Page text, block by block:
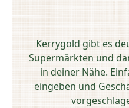
Kerrygold gibt es
Supermärkten und
in deiner Nähe.
eingeben und